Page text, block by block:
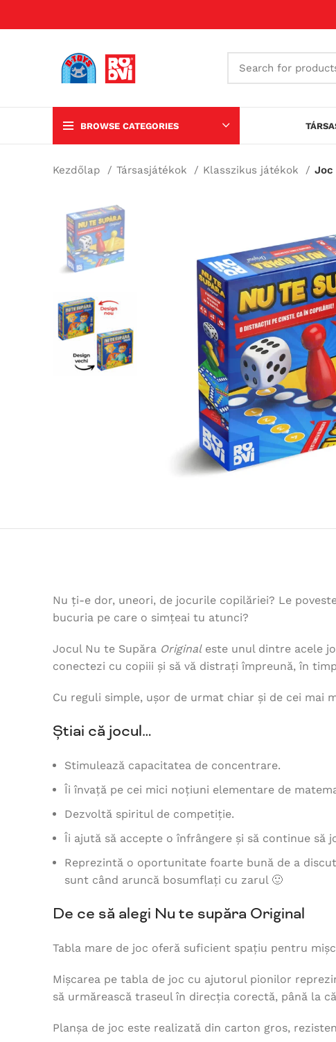
BROWSE CATEGORIES
Kezdőlap Társasjátékok Klasszikus játékok Joc
Nu ți-e dor, uneori, de jocurile copilăriei? Le
bucuria pe care o simțeai tu atunci?
Jocul Nu te Supăra Originaleste unul dintre acele
conectezi cu copiii și să vă distrați împreună, în
Cu reguli simple, ușor de urmat chiar și de cei
Știai că jocul…
Stimulează capacitatea de concentrare.
Îi învață pe cei mici noțiuni elementare de
Dezvoltă spiritul de competiție.
Îi ajută să accepte o înfrângere și să continue să
Reprezintă o oportunitate foarte bună de a
sunt când aruncă bosumflați cu zarul 🙂
De ce să alegi Nu te supăra Original
Tabla mare de joc oferă suficient spațiu pentru
Mișcarea pe tabla de joc cu ajutorul pionilor
să urmărească traseul în direcția corectă, până la
Planșa de joc este realizată din carton gros,